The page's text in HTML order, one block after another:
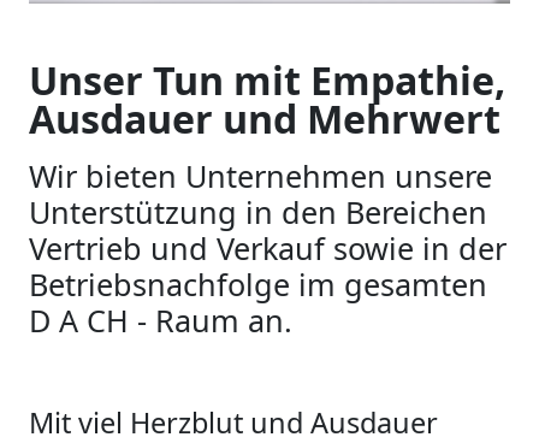
Unser Tun mit Empathie,
Ausdauer und Mehrwert
Wir bieten Unternehmen unsere
Unterstützung in den Bereichen
Vertrieb und Verkauf sowie in der
Betriebsnachfolge im gesamten
D A CH - Raum an.
Mit viel Herzblut und Ausdauer